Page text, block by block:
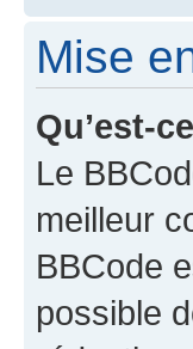
Mise
Qu’est-
Le
meilleur
BBCode
possible